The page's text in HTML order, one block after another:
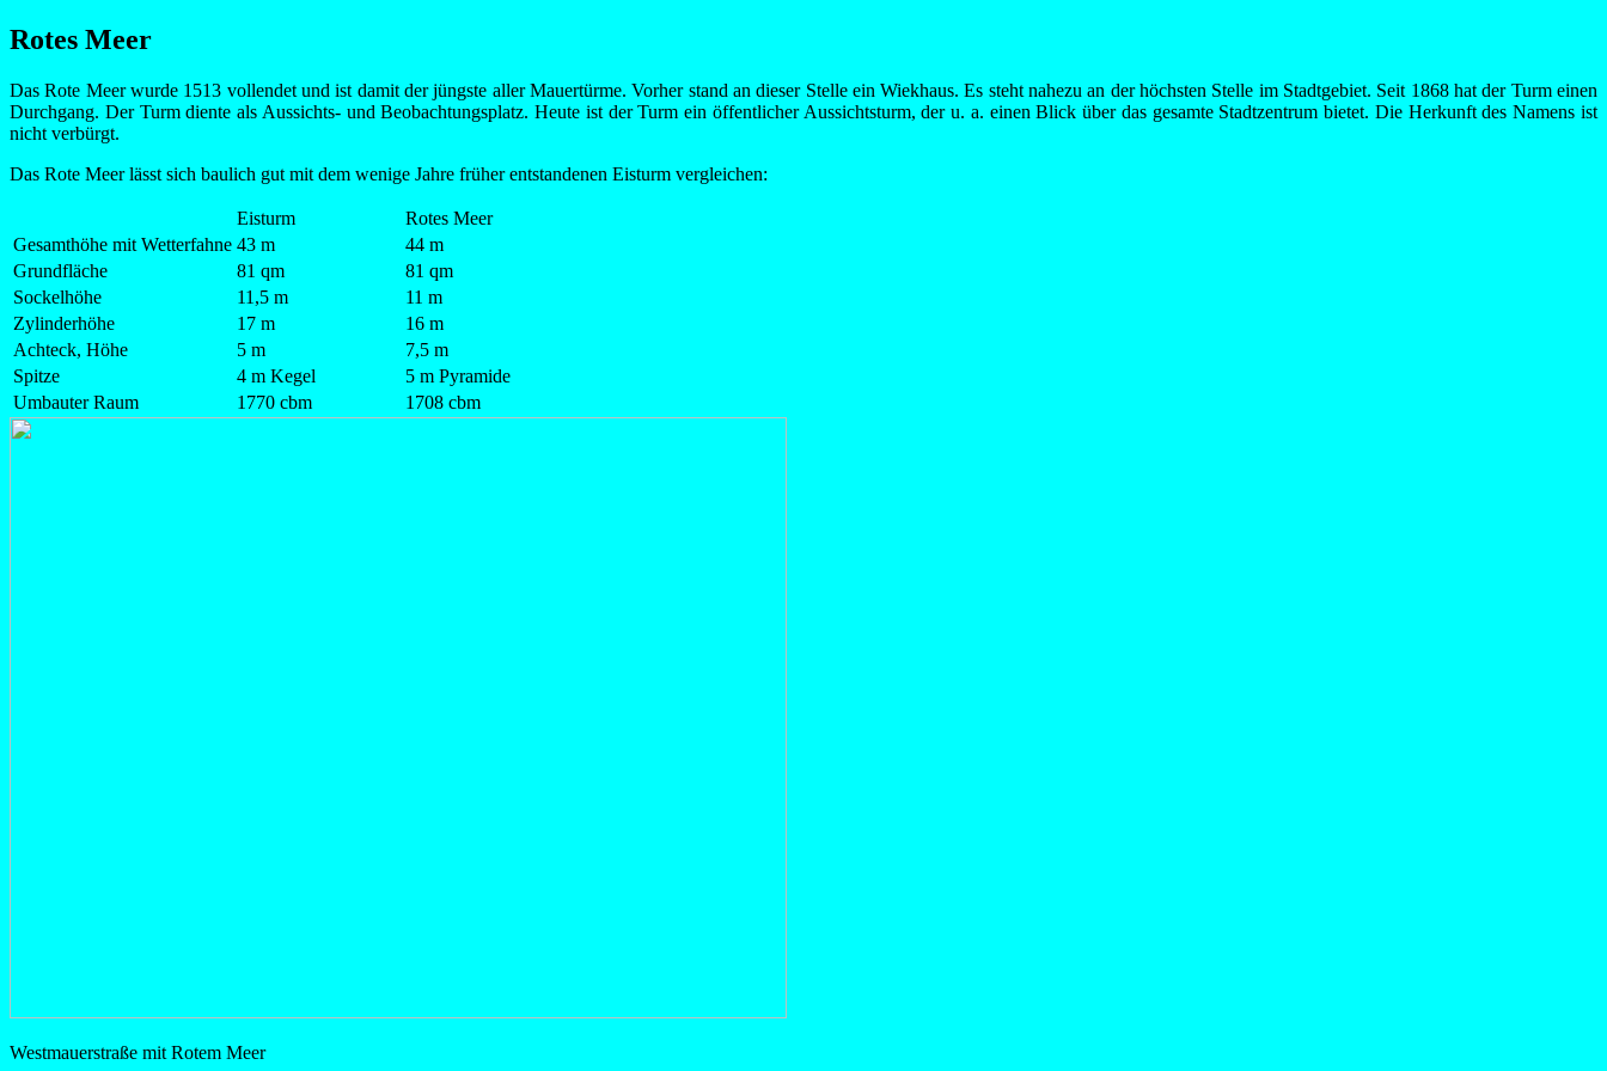
Rotes Meer
Das Rote Meer wurde 1513 vollendet und ist damit der jüngste aller Mauertürme. Vorher stand an dieser Stelle ein Wiekhaus. Es steht nahezu an der höchsten Stelle im Stadtgebiet. Seit 1868 hat der Turm einen
Durchgang. Der Turm diente als Aussichts- und Beobachtungsplatz. Heute ist der Turm ein öffentlicher Aussichtsturm, der u. a. einen Blick über das gesamte Stadtzentrum bietet. Die Herkunft des Namens ist
nicht verbürgt.
Das Rote Meer lässt sich baulich gut mit dem wenige Jahre früher entstandenen Eisturm vergleichen:
Eisturm
Rotes Meer
Gesamthöhe mit Wetterfahne 43 m
44 m
Grundfläche
81 qm
81 qm
Sockelhöhe
11,5 m
11 m
Zylinderhöhe
17 m
16 m
Achteck, Höhe
5 m
7,5 m
Spitze
4 m Kegel
5 m Pyramide
Umbauter Raum
1770 cbm 1708 cbm
Westmauerstraße mit Rotem Meer